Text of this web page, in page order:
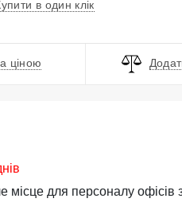
в один клік
ціною
місце для персоналу офісів